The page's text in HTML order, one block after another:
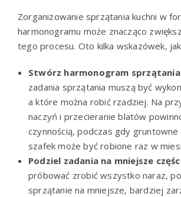
Zorganizowanie sprzątania kuchni w
harmonogramu może znacząco
tego procesu. Oto kilka wskazówek,
Stwórz harmonogram sprzątania
zadania sprzątania muszą być
a które można robić rzadziej. Na
naczyń i przecieranie blatów
czynnością, podczas gdy gruntowne
szafek może być robione raz w
Podziel zadania na mniejsze
próbować zrobić wszystko naraz,
sprzątanie na mniejsze, bardziej